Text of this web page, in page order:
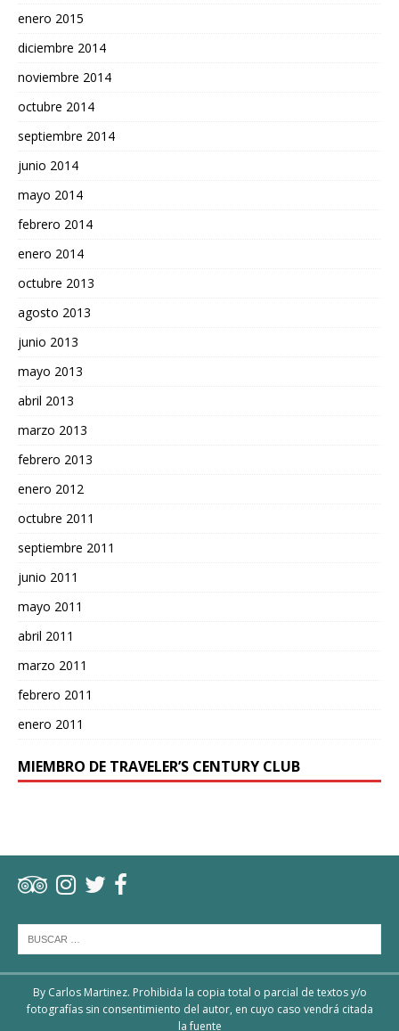
enero 2015
diciembre 2014
noviembre 2014
octubre 2014
septiembre 2014
junio 2014
mayo 2014
febrero 2014
enero 2014
octubre 2013
agosto 2013
junio 2013
mayo 2013
abril 2013
marzo 2013
febrero 2013
enero 2012
octubre 2011
septiembre 2011
junio 2011
mayo 2011
abril 2011
marzo 2011
febrero 2011
enero 2011
MIEMBRO DE TRAVELER’S CENTURY CLUB
By Carlos Martinez. Prohibida la copia total o parcial de textos y/o
fotografías sin consentimiento del autor, en cuyo caso vendrá citada
la fuente